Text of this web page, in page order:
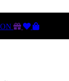
Gutscheine
Wunschliste
Warenkorb